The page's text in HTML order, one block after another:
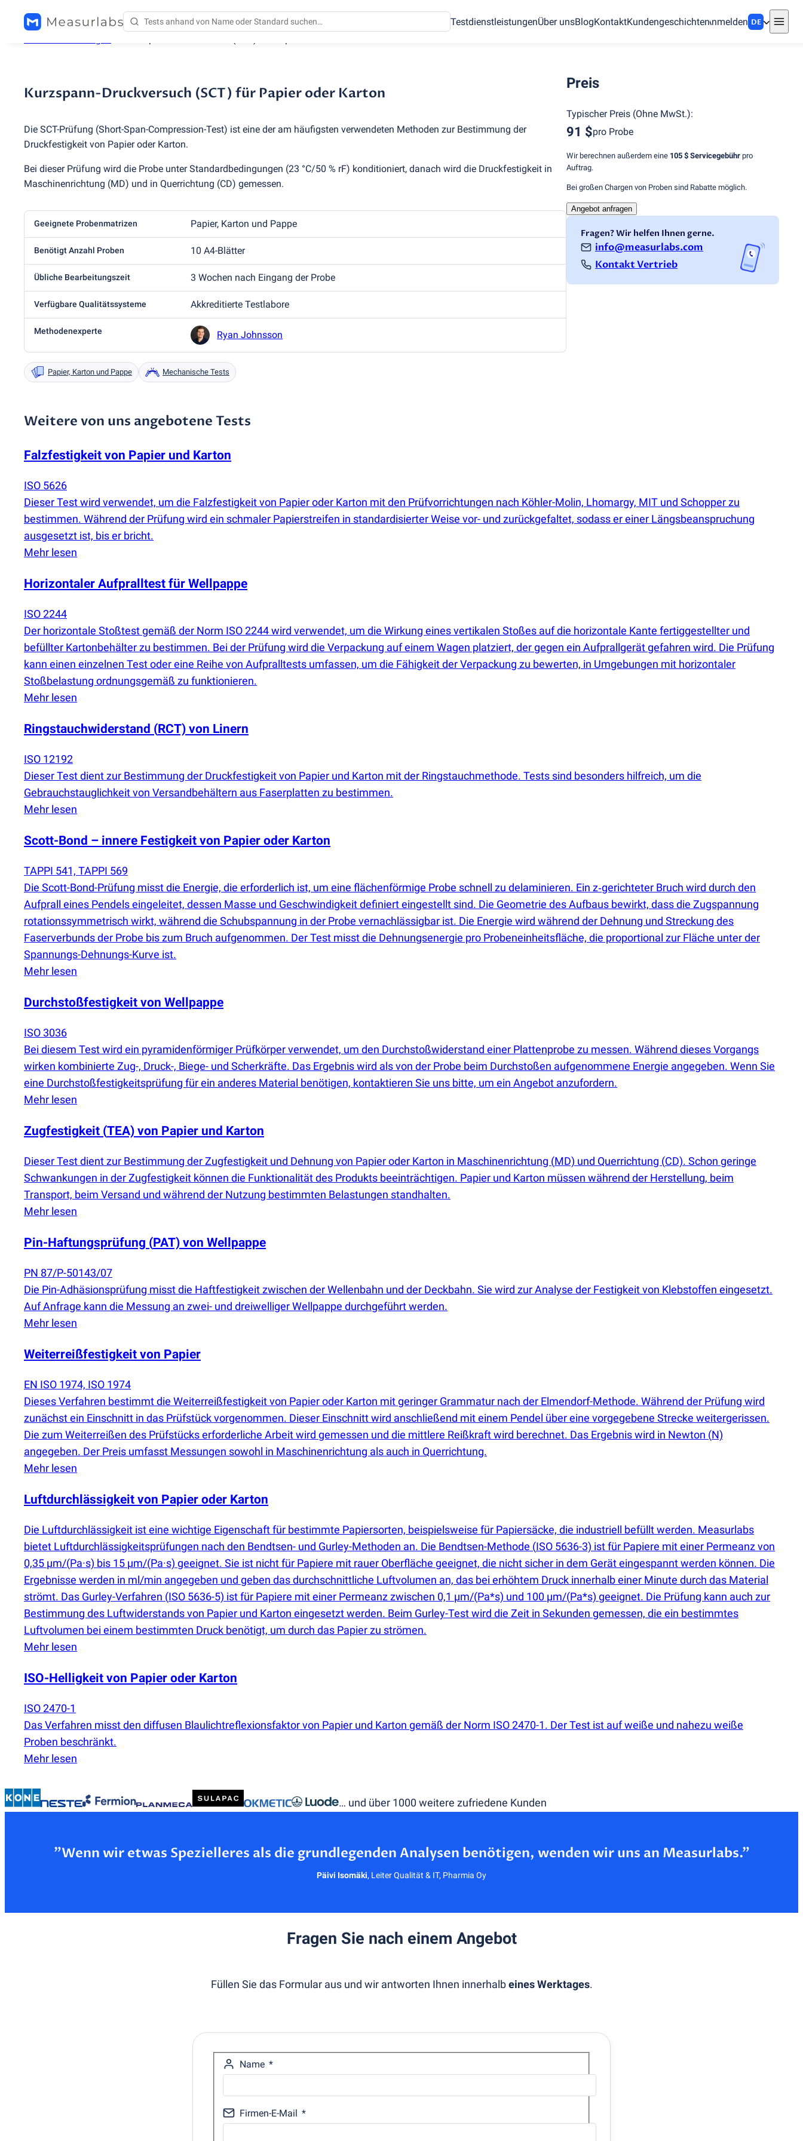
TestdienstleistungenÜber unsBlogKontaktKundengeschichtenAnmelden DE
Kurzspann-Druckversuch (SCT) für Papier oder Karton
Die SCT-Prüfung (Short-Span-Compression-Test) ist eine der am häufigsten verwendeten Methoden zur Bestimmung der
Druckfestigkeit von Papier oder Karton.
Bei dieser Prüfung wird die Probe unter Standardbedingungen (23 °C/50 % rF) konditioniert, danach wird die Druckfestigkeit in
Maschinenrichtung (MD) und in Querrichtung (CD) gemessen.
Geeignete Probenmatrizen Papier, Karton und Pappe
Benötigt Anzahl Proben 10 A4-Blätter
Übliche Bearbeitungszeit 3 Wochen nach Eingang der Probe
Verfügbare Qualitätssysteme Akkreditierte Testlabore
Methodenexperte Ryan Johnsson
Papier, Karton und Pappe Mechanische Tests
Preis
Typischer Preis (Ohne MwSt.):
91 $pro Probe
Wir berechnen außerdem eine 105 $ Servicegebühr pro
Auftrag.
Bei großen Chargen von Proben sind Rabatte möglich.
Angebot anfragen
Fragen? Wir helfen Ihnen gerne.
info@measurlabs.com
Kontakt Vertrieb
Weitere von uns angebotene Tests
Falzfestigkeit von Papier und Karton
ISO 5626
Dieser Test wird verwendet, um die Falzfestigkeit von Papier oder Karton mit den Prüfvorrichtungen nach Köhler-Molin, Lhomargy, MIT und Schopper zu
bestimmen. Während der Prüfung wird ein schmaler Papierstreifen in standardisierter Weise vor- und zurückgefaltet, sodass er einer Längsbeanspruchung
ausgesetzt ist, bis er bricht.
Mehr lesen
Horizontaler Aufpralltest für Wellpappe
ISO 2244
Der horizontale Stoßtest gemäß der Norm ISO 2244 wird verwendet, um die Wirkung eines vertikalen Stoßes auf die horizontale Kante fertiggestellter und
befüllter Kartonbehälter zu bestimmen. Bei der Prüfung wird die Verpackung auf einem Wagen platziert, der gegen ein Aufprallgerät gefahren wird. Die Prüfung
kann einen einzelnen Test oder eine Reihe von Aufpralltests umfassen, um die Fähigkeit der Verpackung zu bewerten, in Umgebungen mit horizontaler
Stoßbelastung ordnungsgemäß zu funktionieren.
Mehr lesen
Ringstauchwiderstand (RCT) von Linern
ISO 12192
Dieser Test dient zur Bestimmung der Druckfestigkeit von Papier und Karton mit der Ringstauchmethode. Tests sind besonders hilfreich, um die
Gebrauchstauglichkeit von Versandbehältern aus Faserplatten zu bestimmen.
Mehr lesen
Scott-Bond – innere Festigkeit von Papier oder Karton
TAPPI 541, TAPPI 569
Die Scott-Bond-Prüfung misst die Energie, die erforderlich ist, um eine flächenförmige Probe schnell zu delaminieren. Ein z‑gerichteter Bruch wird durch den
Aufprall eines Pendels eingeleitet, dessen Masse und Geschwindigkeit definiert eingestellt sind. Die Geometrie des Aufbaus bewirkt, dass die Zugspannung
rotationssymmetrisch wirkt, während die Schubspannung in der Probe vernachlässigbar ist. Die Energie wird während der Dehnung und Streckung des
Faserverbunds der Probe bis zum Bruch aufgenommen. Der Test misst die Dehnungsenergie pro Probeneinheitsfläche, die proportional zur Fläche unter der
Spannungs-Dehnungs-Kurve ist.
Mehr lesen
Durchstoßfestigkeit von Wellpappe
ISO 3036
Bei diesem Test wird ein pyramidenförmiger Prüfkörper verwendet, um den Durchstoßwiderstand einer Plattenprobe zu messen. Während dieses Vorgangs
wirken kombinierte Zug-, Druck-, Biege- und Scherkräfte. Das Ergebnis wird als von der Probe beim Durchstoßen aufgenommene Energie angegeben. Wenn Sie
eine Durchstoßfestigkeitsprüfung für ein anderes Material benötigen, kontaktieren Sie uns bitte, um ein Angebot anzufordern.
Mehr lesen
Zugfestigkeit (TEA) von Papier und Karton
Dieser Test dient zur Bestimmung der Zugfestigkeit und Dehnung von Papier oder Karton in Maschinenrichtung (MD) und Querrichtung (CD). Schon geringe
Schwankungen in der Zugfestigkeit können die Funktionalität des Produkts beeinträchtigen. Papier und Karton müssen während der Herstellung, beim
Transport, beim Versand und während der Nutzung bestimmten Belastungen standhalten.
Mehr lesen
Pin-Haftungsprüfung (PAT) von Wellpappe
PN 87/P-50143/07
Die Pin-Adhäsionsprüfung misst die Haftfestigkeit zwischen der Wellenbahn und der Deckbahn. Sie wird zur Analyse der Festigkeit von Klebstoffen eingesetzt.
Auf Anfrage kann die Messung an zwei- und dreiwelliger Wellpappe durchgeführt werden.
Mehr lesen
Weiterreißfestigkeit von Papier
EN ISO 1974, ISO 1974
Dieses Verfahren bestimmt die Weiterreißfestigkeit von Papier oder Karton mit geringer Grammatur nach der Elmendorf-Methode. Während der Prüfung wird
zunächst ein Einschnitt in das Prüfstück vorgenommen. Dieser Einschnitt wird anschließend mit einem Pendel über eine vorgegebene Strecke weitergerissen.
Die zum Weiterreißen des Prüfstücks erforderliche Arbeit wird gemessen und die mittlere Reißkraft wird berechnet. Das Ergebnis wird in Newton (N)
angegeben. Der Preis umfasst Messungen sowohl in Maschinenrichtung als auch in Querrichtung.
Mehr lesen
Luftdurchlässigkeit von Papier oder Karton
Die Luftdurchlässigkeit ist eine wichtige Eigenschaft für bestimmte Papiersorten, beispielsweise für Papiersäcke, die industriell befüllt werden. Measurlabs
bietet Luftdurchlässigkeitsprüfungen nach den Bendtsen- und Gurley-Methoden an. Die Bendtsen-Methode (ISO 5636-3) ist für Papiere mit einer Permeanz von
0,35 µm/(Pa·s) bis 15 µm/(Pa·s) geeignet. Sie ist nicht für Papiere mit rauer Oberfläche geeignet, die nicht sicher in dem Gerät eingespannt werden können. Die
Ergebnisse werden in ml/min angegeben und geben das durchschnittliche Luftvolumen an, das bei erhöhtem Druck innerhalb einer Minute durch das Material
strömt. Das Gurley-Verfahren (ISO 5636-5) ist für Papiere mit einer Permeanz zwischen 0,1 µm/(Pa*s) und 100 µm/(Pa*s) geeignet. Die Prüfung kann auch zur
Bestimmung des Luftwiderstands von Papier und Karton eingesetzt werden. Beim Gurley-Test wird die Zeit in Sekunden gemessen, die ein bestimmtes
Luftvolumen bei einem bestimmten Druck benötigt, um durch das Papier zu strömen.
Mehr lesen
ISO-Helligkeit von Papier oder Karton
ISO 2470-1
Das Verfahren misst den diffusen Blaulichtreflexionsfaktor von Papier und Karton gemäß der Norm ISO 2470-1. Der Test ist auf weiße und nahezu weiße
Proben beschränkt.
Mehr lesen
… und über 1000 weitere zufriedene Kunden
Päivi Isomäki, Leiter Qualität & IT, Pharmia Oy
Fragen Sie nach einem Angebot
Füllen Sie das Formular aus und wir antworten Ihnen innerhalbeines Werktages.
Name
Firmen-E-Mail